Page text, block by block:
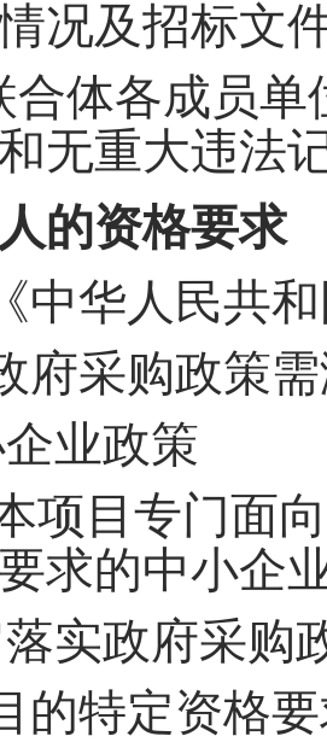
况及招标文
合体各成员
无重大违法
的资格要求
中华人民共
府采购政策
业政策
项目专门面
求的中小企
实政府采购
的特定资格